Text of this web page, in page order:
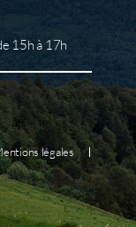
15h à 17h
légales